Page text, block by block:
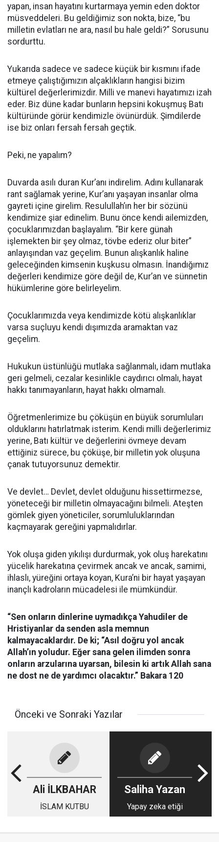
yapan, insan hayatını kurtarmaya yemin eden doktor
müsveddeleri. Bu geldiğimiz son nokta, bize, “bu
milletin evlatları ne ara, nasıl bu hale geldi?” Sorusunu
sordurttu.
Yukarıda sadece ve sadece küçük bir kısmını ifade
etmeye çalıştığımızın alçaklıkların hangisi bizim
kültürel değerlerimizdir. Milli ve manevi hayatımızı izah
eder. Biz düne kadar bunların hepsini kokuşmuş Batı
kültüründe görür kendimizle övünürdük. Şimdilerde
ise biz onları fersah fersah geçtik.
Peki, ne yapalım?
Duvarda asılı duran Kur’anı indirelim. Adını kullanarak
rant sağlamak yerine, Kur’anı yaşayan insanlar olma
gayreti içine girelim. Resulullah’ın her bir sözünü
kendimize şiar edinelim. Bunu önce kendi ailemizden,
çocuklarımızdan başlayalım. “Bir kere günah
işlemekten bir şey olmaz, tövbe ederiz olur biter”
anlayışından vaz geçelim. Bunun alışkanlık haline
geleceğinden kimsenin kuşkusu olmasın. İnandığımız
değerleri kendimize göre değil de, Kur’an ve sünnetin
hükümlerine göre belirleyelim.
Çocuklarımızda veya kendimizde kötü alışkanlıklar
varsa suçluyu kendi dışımızda aramaktan vaz
geçelim.
Hukukun üstünlüğü mutlaka sağlanmalı, idam mutlaka
geri gelmeli, cezalar kesinlikle caydırıcı olmalı, hayat
hakkı tanımayanların, hayat hakkı olmamalı.
Öğretmenlerimize bu çöküşün en büyük sorumluları
olduklarını hatırlatmak isterim. Kendi milli değerlerimiz
yerine, Batı kültür ve değerlerini övmeye devam
ettiğiniz sürece, bu çöküşe, bir milletin yok oluşuna
çanak tutuyorsunuz demektir.
Ve devlet… Devlet, devlet olduğunu hissettirmezse,
yöneteceği bir milletin olmayacağını bilmeli. Ateşten
gömlek giyen yöneticiler, sorumluluklarından
kaçmayarak gereğini yapmalıdırlar.
Yok oluşa giden yıkılışı durdurmak, yok oluş harekatını
yücelik harekatına çevirmek ancak ve ancak, samimi,
ihlaslı, yüreğini ortaya koyan, Kura’ni bir hayat yaşayan
inançlı kadroların mücadelesi ile mümkündür.
“Sen onların dinlerine uymadıkça Yahudiler de
Hristiyanlar da senden asla memnun
kalmayacaklardır. De ki; “Asıl doğru yol ancak
Allah’ın yoludur. Eğer sana gelen ilimden sonra
onların arzularına uyarsan, bilesin ki artık Allah sana
ne dost ne de yardımcı olacaktır.” Bakara 120
Önceki ve Sonraki Yazılar
Ali İLKBAHAR
İSLAM KUTBU
Saliha Yazan
Yapay zeka etiği